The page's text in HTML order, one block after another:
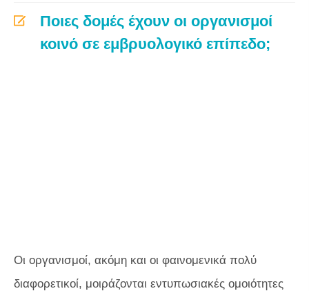
Ποιες δομές έχουν οι οργανισμοί
κοινό σε εμβρυολογικό επίπεδο;
Οι οργανισμοί, ακόμη και οι φαινομενικά πολύ
διαφορετικοί, μοιράζονται εντυπωσιακές ομοιότητες